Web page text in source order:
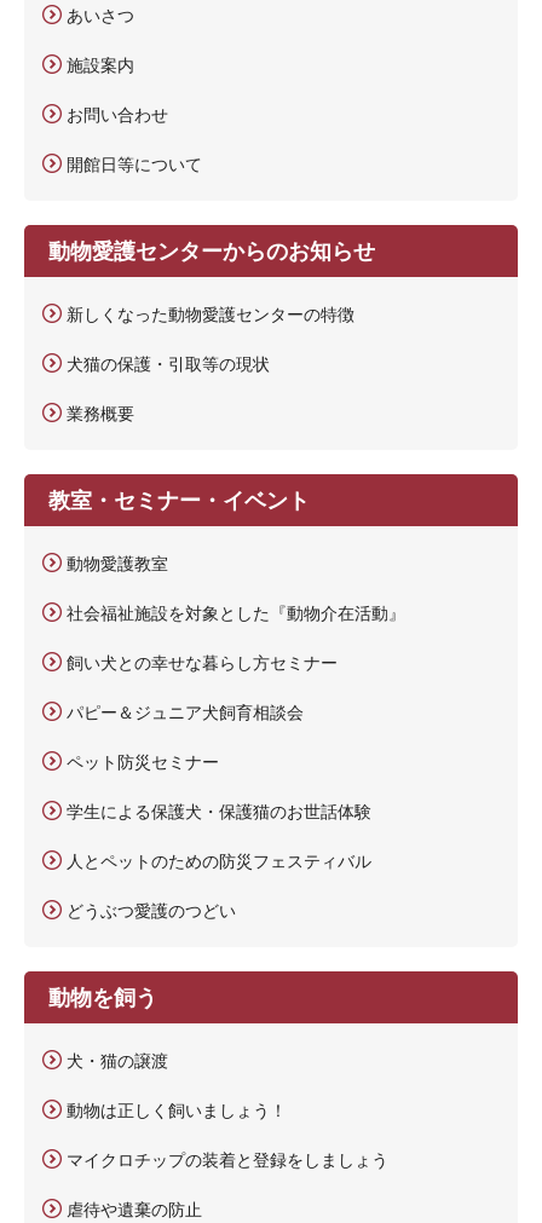
あいさつ
施設案内
お問い合わせ
開館日等について
動物愛護センターからのお知らせ
新しくなった動物愛護センターの特徴
犬猫の保護・引取等の現状
業務概要
教室・セミナー・イベント
動物愛護教室
社会福祉施設を対象とした『動物介在活動』
飼い犬との幸せな暮らし方セミナー
パピー＆ジュニア犬飼育相談会
ペット防災セミナー
学生による保護犬・保護猫のお世話体験
人とペットのための防災フェスティバル
どうぶつ愛護のつどい
動物を飼う
犬・猫の譲渡
動物は正しく飼いましょう！
マイクロチップの装着と登録をしましょう
虐待や遺棄の防止